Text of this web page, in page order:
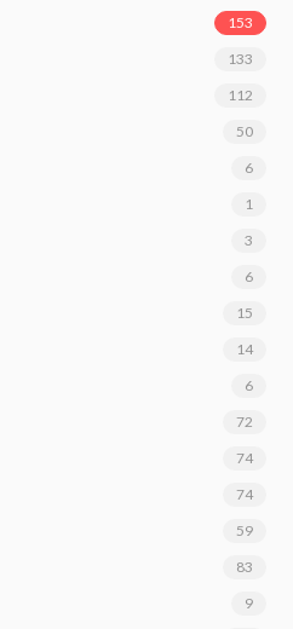
153
133
112
50
6
1
3
6
15
14
6
72
74
74
59
83
9